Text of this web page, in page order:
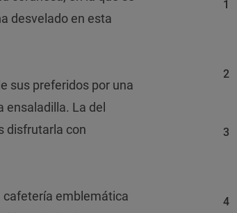
desvelado en esta
sus preferidos por una
ensaladilla. La del
disfrutarla con
cafetería emblemática
1
2
3
4